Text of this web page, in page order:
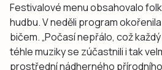
Festivalové menu obsahovalo
hudbu. V neděli program
bičem. „Počasí nepřálo, což
téhle muziky se zúčastnili i tak
prostřední nádherného